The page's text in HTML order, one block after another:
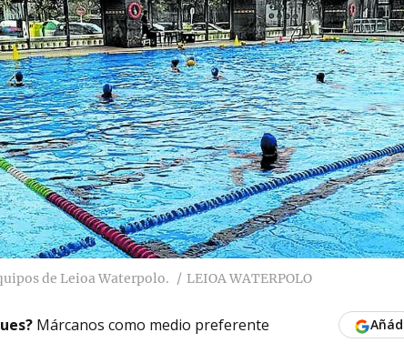
de Leioa Waterpolo. LEIOA WATERPOLO
Márcanos como medio preferente